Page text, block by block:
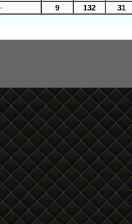
- 9 132 31